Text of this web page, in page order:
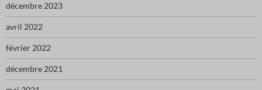
décembre 2023
avril 2022
février 2022
décembre 2021